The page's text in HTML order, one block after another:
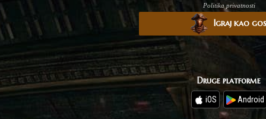
Politika privatnosti
Igraj kao
Druge platforme
iOS Android